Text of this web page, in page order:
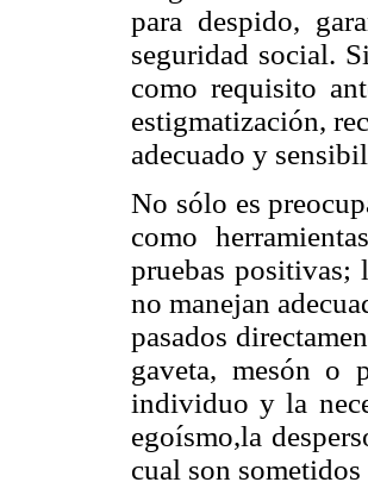
para despido,
seguridad social.
como requisito
estigmatización,
adecuado y
No sólo es
como
pruebas positivas;
no manejan
pasados
gaveta, mesón o
individuo y la
egoísmo,la
cual son